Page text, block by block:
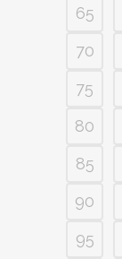
65
70
75
80
85
90
95